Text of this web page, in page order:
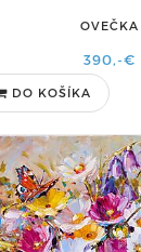
OVEČKA
390,-€
DO KOŠÍKA